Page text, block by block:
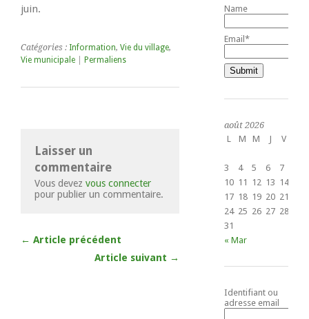
juin.
Catégories : Information, Vie du village,
Vie municipale
Permaliens
Laisser un
commentaire
Vous devez vous connecter
pour publier un commentaire.
← Article précédent
Article suivant →
Name
Email*
août 2026
L
M M J V
3
4 5 6 7
10 11 12 13 14
17 18 19 20 21
24 25 26 27 28
31
« Mar
Identifiant ou
adresse email